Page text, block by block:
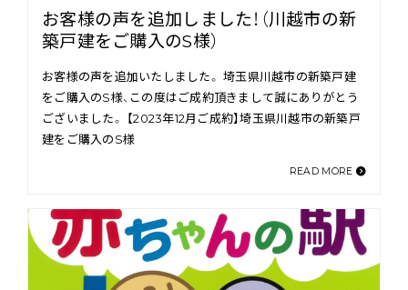
お客様の声を追加しました！（川越市の新
築戸建をご購入のS様）
お客様の声を追加いたしました。 埼玉県川越市の新築戸建
をご購入のS様、この度はご成約頂きまして誠にありがとう
ございました。 【2023年12月ご成約】埼玉県川越市の新築戸
建をご購入のS様
READ MORE